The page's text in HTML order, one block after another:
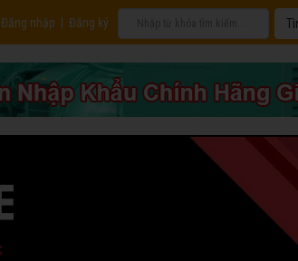
Đăng nhập Đăng ký